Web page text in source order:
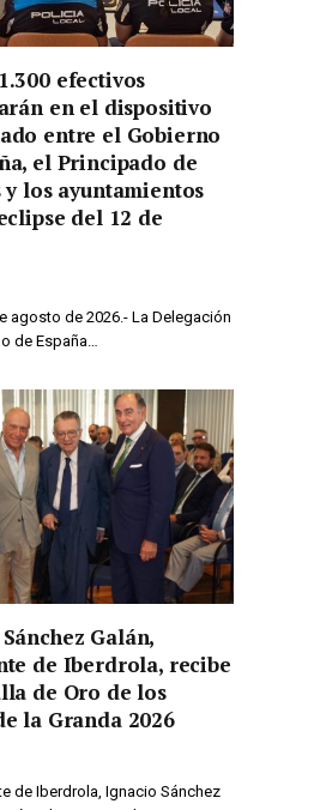
efectivos
en el dispositivo
entre el Gobierno
el Principado de
y los ayuntamientos
del 12 de
agosto de 2026.- La Delegación
de España…
Galán,
de Iberdrola, recibe
de Oro de los
la Granda 2026
de Iberdrola, Ignacio Sánchez